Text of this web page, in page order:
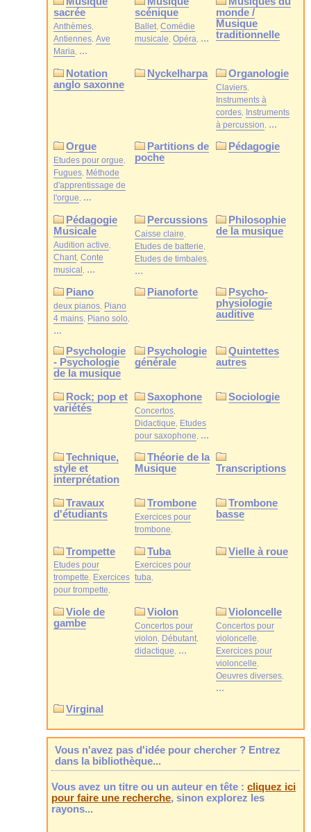
sacrée
Anthèmes
Antiennes Ave
Maria ...
scénique
Ballet Comédie
musicale Opéra ...
monde /
Musique
traditionnelle
Notation
anglo saxonne
Nyckelharpa Organologie
Claviers
Instruments à
cordes Instruments
à percussion ...
Orgue
Etudes pour orgue
Fugues Méthode
d'apprentissage de
l'orgue ...
Partitions de
poche
Pédagogie
Pédagogie
Musicale
Audition active
Chant Conte
musical
...
Percussions
Caisse claire
Etudes de batterie
Etudes de timbales
...
Philosophie
de la musique
Piano
deux pianos Piano
4 mains Piano solo
...
Pianoforte
Psycho-
physiologie
auditive
Psychologie
- Psychologie
de la musique
Psychologie
générale
Quintettes
autres
Rock; pop et
variétés
Saxophone
Concertos
Didactique Etudes
pour saxophone ...
Sociologie
Technique,
style et
interprétation
Théorie de la
Musique
Transcriptions
Travaux
d'étudiants
Trombone
Exercices pour
trombone
Trombone
basse
Trompette
Etudes pour
trompette
Exercices
pour trompette
Tuba
Exercices pour
tuba
Vielle à roue
Viole de
gambe
Violon
Concertos pour
violon
Débutant
didactique ...
Violoncelle
Concertos pour
violoncelle
Exercices pour
violoncelle
Oeuvres diverses
...
Virginal
Vous n'avez pas d'idée pour chercher ? Entrez
dans la bibliothèque...
Vous avez un titre ou un auteur en tête :cliquez ici
pour faire une recherche, sinon explorez les
rayons...